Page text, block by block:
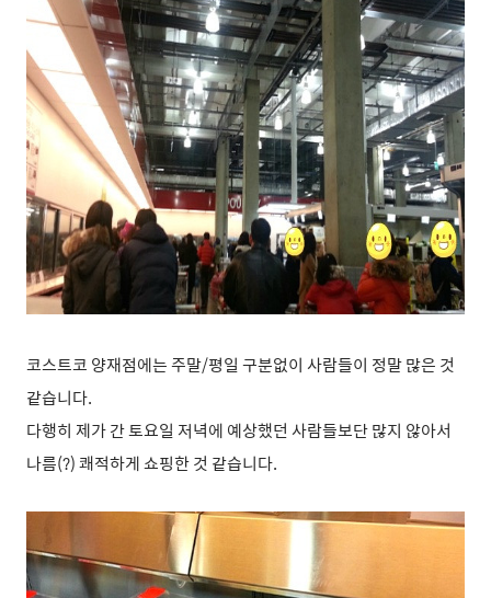
코스트코 양재점에는 주말/평일 구분없이 사람들이 정말 많은 것
같습니다.
다행히 제가 간 토요일 저녁에 예상했던 사람들보단 많지 않아서
나름(?) 쾌적하게 쇼핑한 것 같습니다.